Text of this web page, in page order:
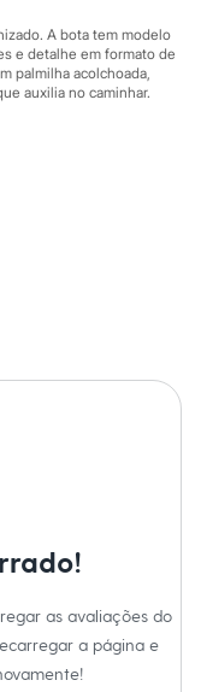
A bota tem modelo
e detalhe em formato de
palmilha acolchoada,
auxilia no caminhar.
as avaliações do
a página e